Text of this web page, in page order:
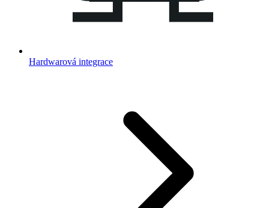
Hardwarová integrace